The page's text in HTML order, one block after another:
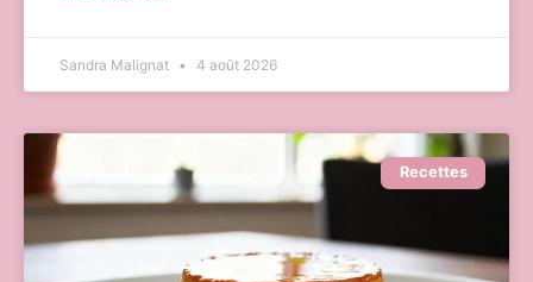
Sandra Malignat 4 août 2026
Recettes